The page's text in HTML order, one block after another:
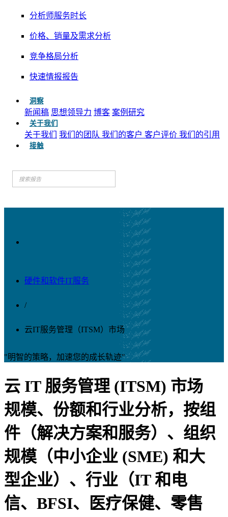
分析师服务时长
价格、销量及需求分析
竞争格局分析
快速情报报告
洞察
新闻稿 思想领导力 博客 案例研究
关于我们
关于我们 我们的团队 我们的客户 客户评价 我们的引用
接触
硬件和软件IT服务
/
云IT服务管理（ITSM）市场
"明智的策略，加速您的成长轨迹"
云 IT 服务管理 (ITSM) 市场
规模、份额和行业分析，按组
件（解决方案和服务）、组织
规模（中小企业 (SME) 和大
型企业）、行业（IT 和电
信、BFSI、医疗保健、零售